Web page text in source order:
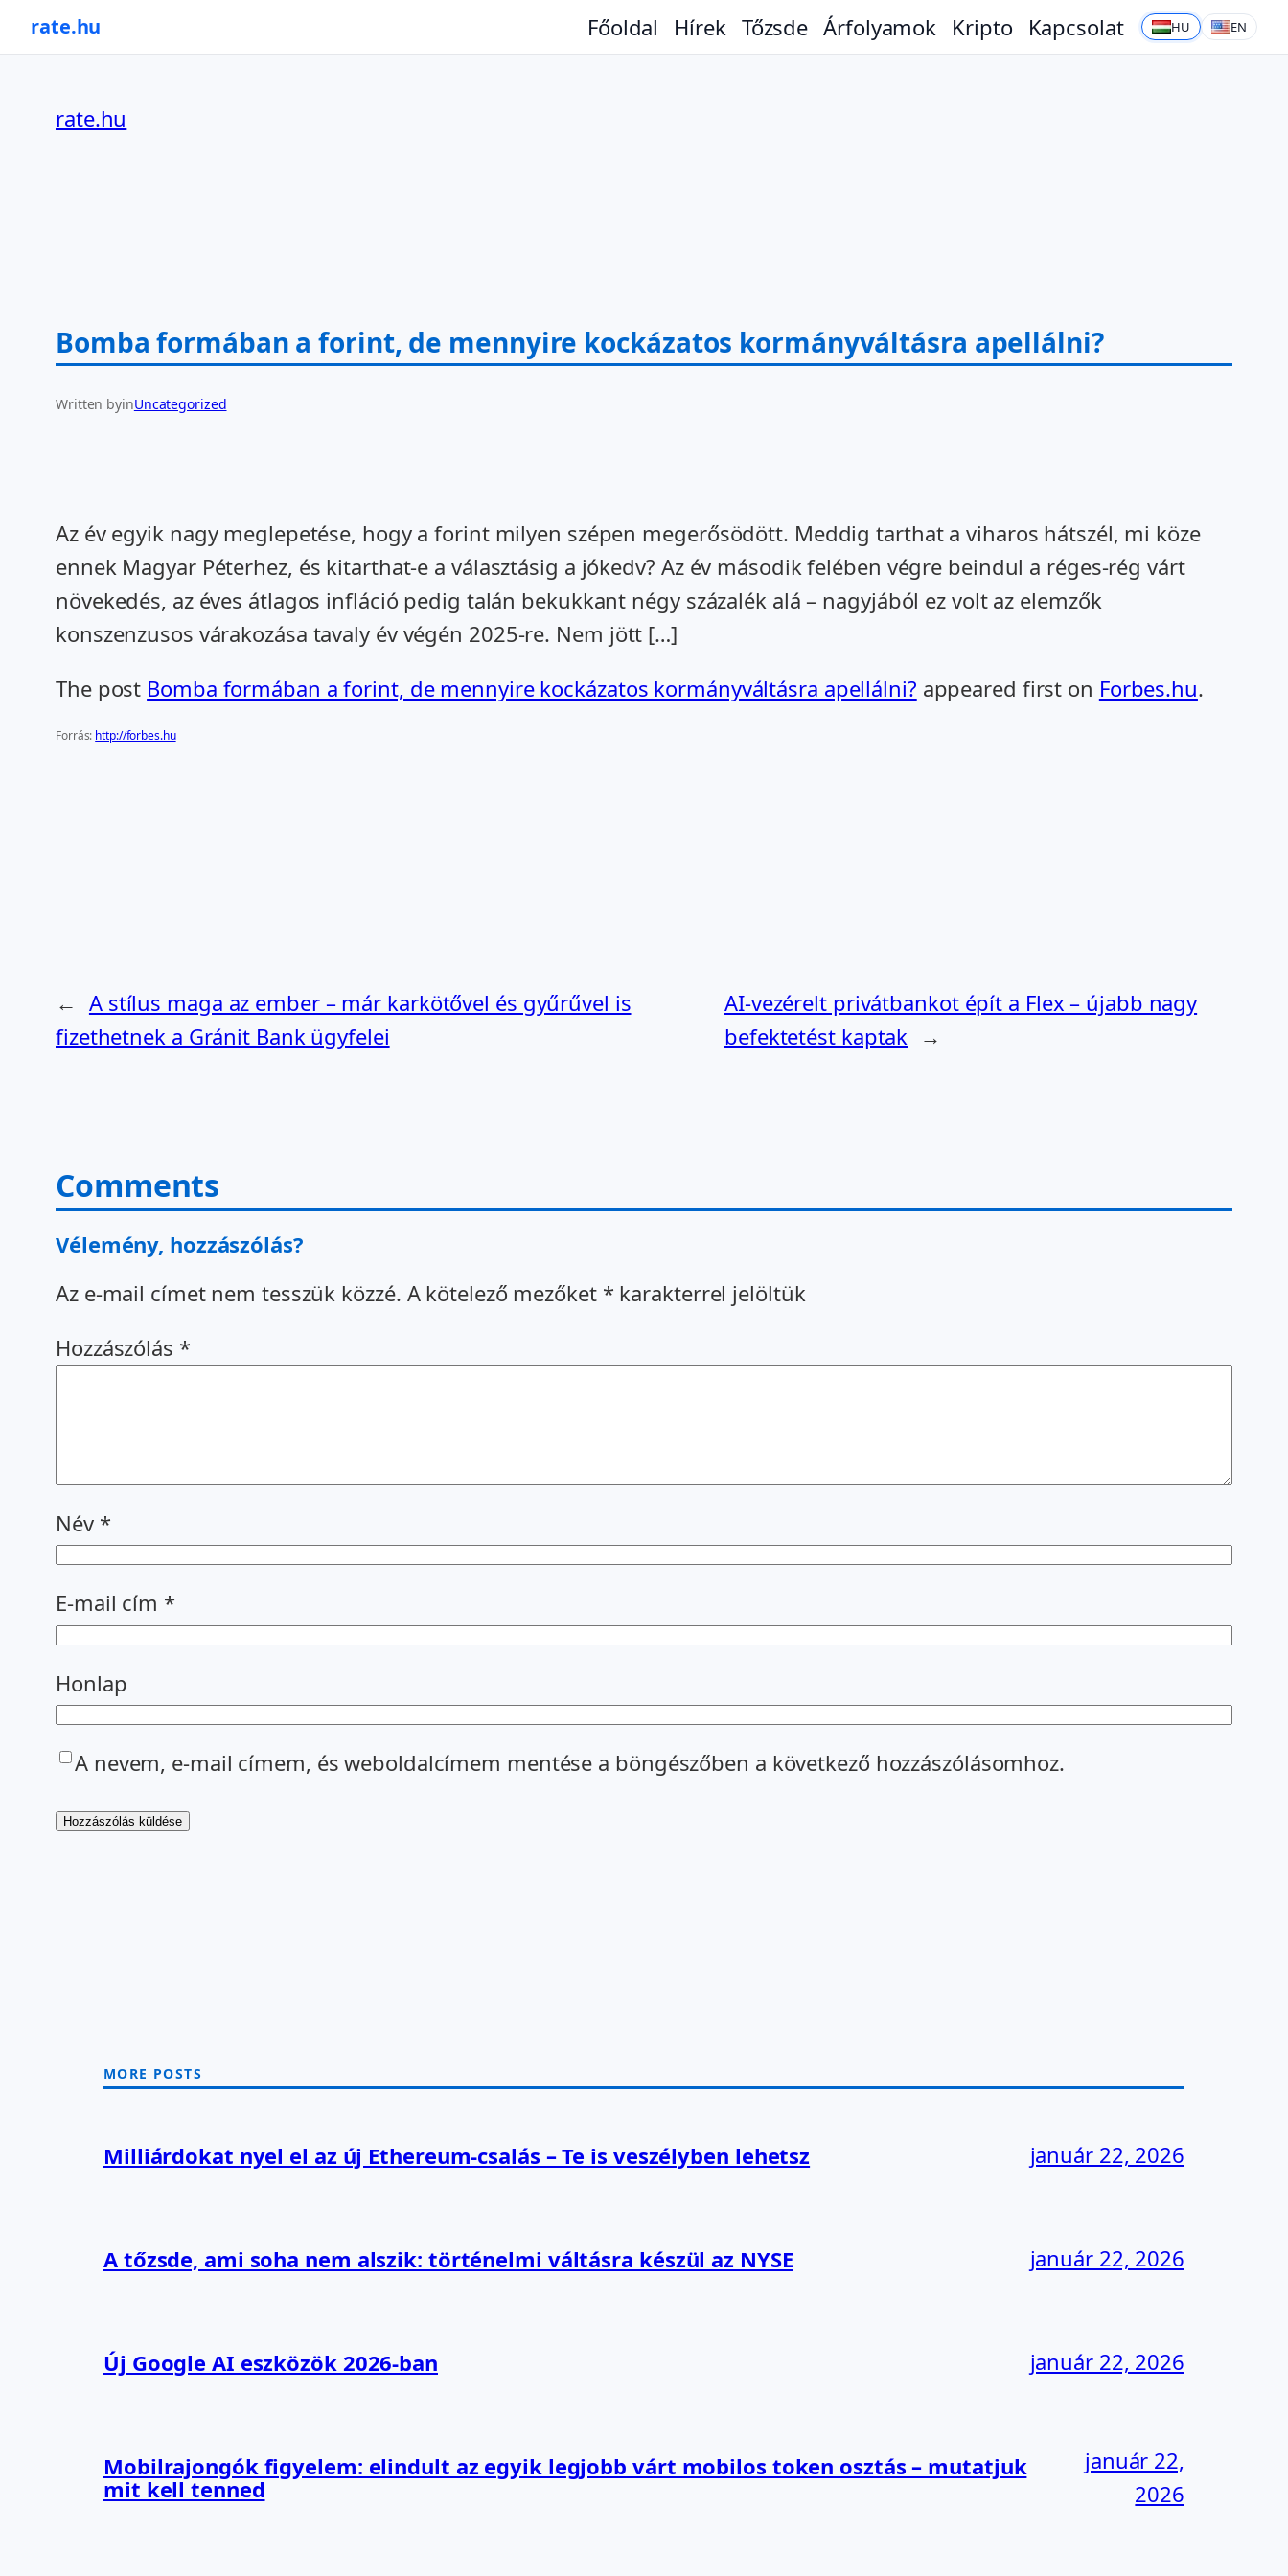
rate.hu Főoldal Hírek Tőzsde Árfolyamok Kripto Kapcsolat HU EN
rate.hu
Bomba formában a forint, de mennyire kockázatos kormányváltásra apellálni?
Written byinUncategorized
Az év egyik nagy meglepetése, hogy a forint milyen szépen megerősödött. Meddig tarthat a viharos hátszél, mi köze
ennek Magyar Péterhez, és kitarthat-e a választásig a jókedv? Az év második felében végre beindul a réges-rég várt
növekedés, az éves átlagos infláció pedig talán bekukkant négy százalék alá – nagyjából ez volt az elemzők
konszenzusos várakozása tavaly év végén 2025-re. Nem jött […]
The post Bomba formában a forint, de mennyire kockázatos kormányváltásra apellálni? appeared first on Forbes.hu.
Forrás: http://forbes.hu
← A stílus maga az ember – már karkötővel és gyűrűvel is
fizethetnek a Gránit Bank ügyfelei
AI-vezérelt privátbankot épít a Flex – újabb nagy
befektetést kaptak →
Comments
Vélemény, hozzászólás?
Az e-mail címet nem tesszük közzé. A kötelező mezőket * karakterrel jelöltük
Hozzászólás *
Név *
E-mail cím *
Honlap
A nevem, e-mail címem, és weboldalcímem mentése a böngészőben a következő hozzászólásomhoz.
MORE POSTS
Milliárdokat nyel el az új Ethereum-csalás – Te is veszélyben lehetsz január 22, 2026
A tőzsde, ami soha nem alszik: történelmi váltásra készül az NYSE január 22, 2026
Új Google AI eszközök 2026-ban január 22, 2026
Mobilrajongók figyelem: elindult az egyik legjobb várt mobilos token osztás – mutatjuk
mit kell tenned
január 22,
2026